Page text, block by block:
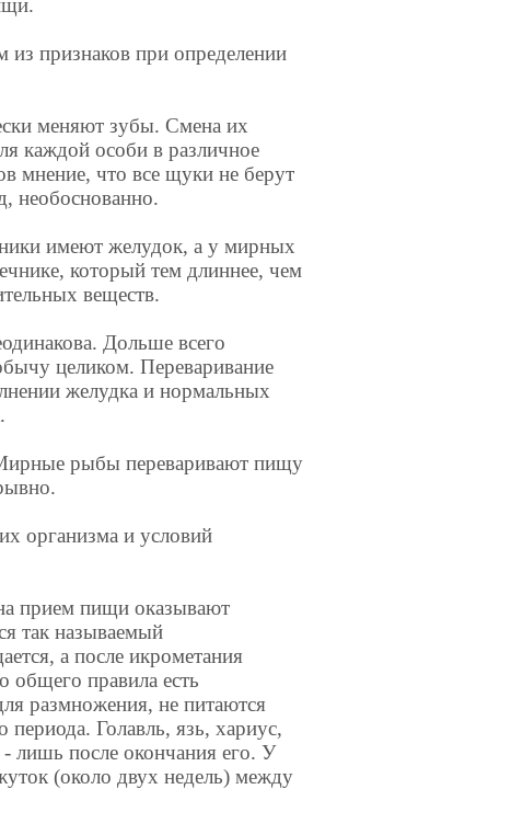
признаков при определении
меняют зубы. Смена их
каждой особи в различное
мнение, что все щуки не берут
необоснованно.
имеют желудок, а у мирных
который тем длиннее, чем
веществ.
Дольше всего
целиком. Переваривание
желудка и нормальных
рыбы переваривают пищу
организма и условий
прием пищи оказывают
так называемый
а после икрометания
общего правила есть
размножения, не питаются
периода. Голавль, язь, хариус,
- лишь после окончания его. У
(около двух недель) между